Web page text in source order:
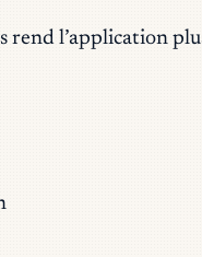
rend l’application